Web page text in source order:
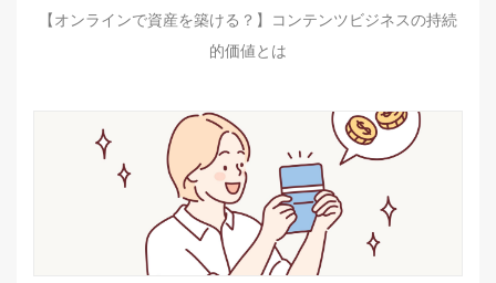
【オンラインで資産を築ける？】コンテンツビジネスの持続
的価値とは